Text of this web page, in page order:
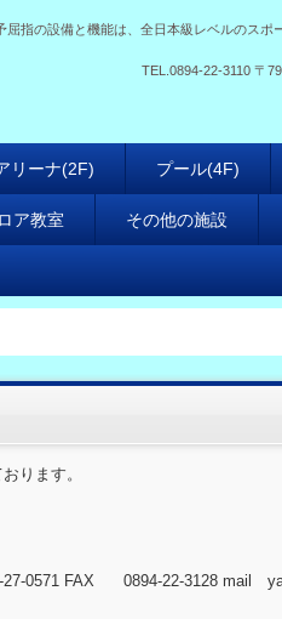
指の設備と機能は、全日本級レベルのスポ
TEL. 0894-22-3110 〒
リーナ(2F) プール(4F)
ア教室 その他の施設
ります。
27-0571 FAX 0894-22-3128 mail